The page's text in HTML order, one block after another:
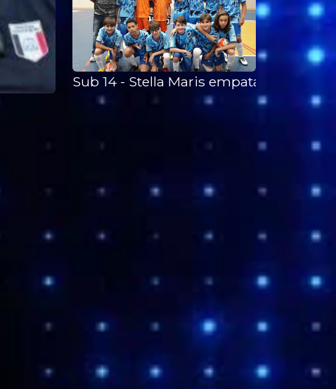
e pelo
Sub 14 - Stella Maris empata com o